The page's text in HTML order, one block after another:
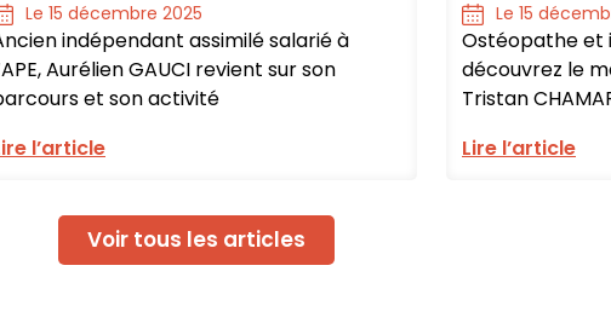
Le 15 décembre 2025
indépendant assimilé salarié à
Aurélien GAUCI revient sur son
et son activité
l’article
Le 15
Ostéopathe et
découvrez le
Tristan
Lire l’article
Voir tous les articles